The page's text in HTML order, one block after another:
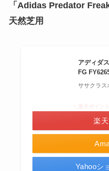
「Adidas Predator
天然芝用
アディダ
FG
ササクラス
楽
Yahooシ